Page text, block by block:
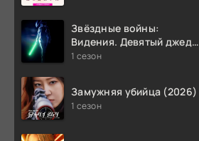
Звёздные войны:
Видения. Девятый джедай
(2026)
1 сезон
Замужняя убийца (2026)
1 сезон